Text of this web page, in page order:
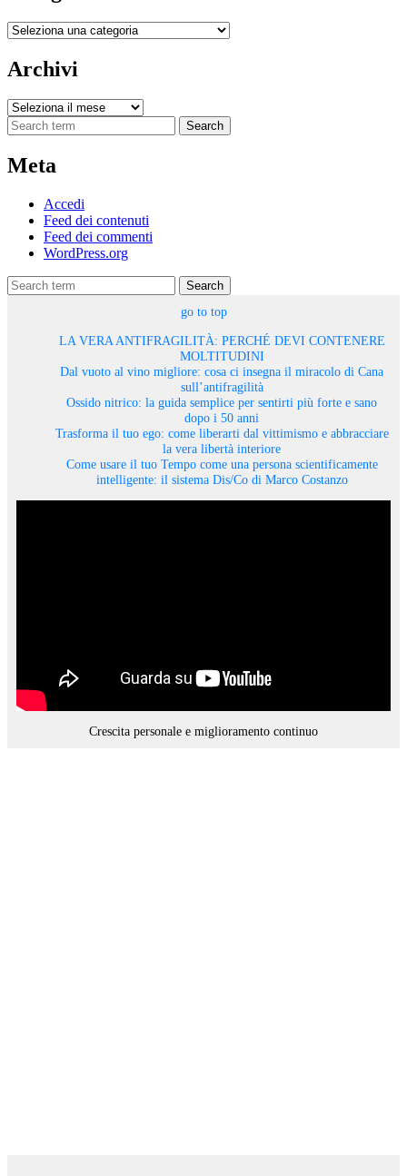
Categorie
Archivi
Archivi
Search
Meta
Accedi
Feed dei contenuti
Feed dei commenti
WordPress.org
Search
go to top
LA VERA ANTIFRAGILITÀ: PERCHÉ DEVI CONTENERE
MOLTITUDINI
Dal vuoto al vino migliore: cosa ci insegna il miracolo di Cana
sull’antifragilità
Ossido nitrico: la guida semplice per sentirti più forte e sano
dopo i 50 anni
Trasforma il tuo ego: come liberarti dal vittimismo e abbracciare
la vera libertà interiore
Come usare il tuo Tempo come una persona scientificamente
intelligente: il sistema Dis/Co di Marco Costanzo
Crescita personale e miglioramento continuo